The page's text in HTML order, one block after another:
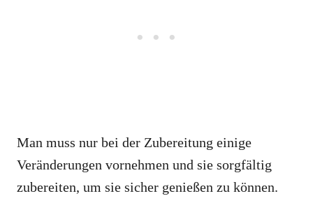
Man muss nur bei der Zubereitung einige
Veränderungen vornehmen und sie sorgfältig
zubereiten, um sie sicher genießen zu können.